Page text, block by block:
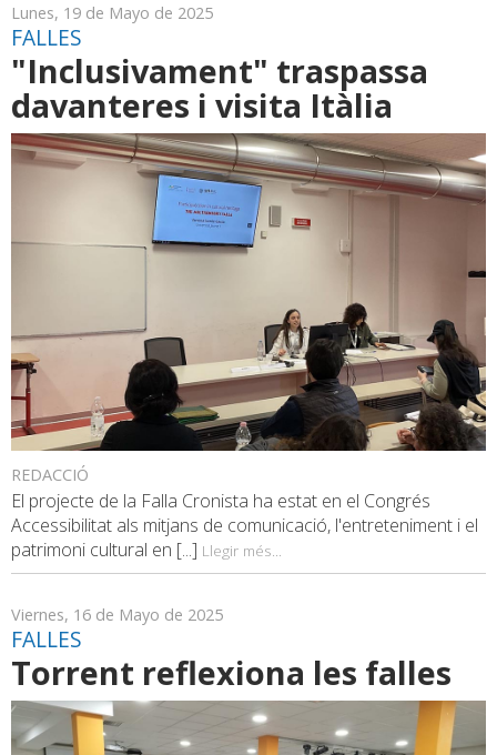
Lunes, 19 de Mayo de 2025
FALLES
"Inclusivament" traspassa
davanteres i visita Itàlia
REDACCIÓ
El projecte de la Falla Cronista ha estat en el Congrés
Accessibilitat als mitjans de comunicació, l'entreteniment i el
patrimoni cultural en [...] Llegir més...
Viernes, 16 de Mayo de 2025
FALLES
Torrent reflexiona les falles